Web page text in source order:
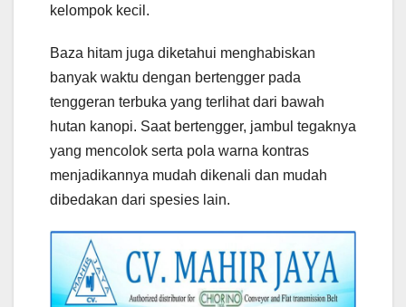
kelompok kecil.
Baza hitam juga diketahui menghabiskan
banyak waktu dengan bertengger pada
tenggeran terbuka yang terlihat dari bawah
hutan kanopi. Saat bertengger, jambul tegaknya
yang mencolok serta pola warna kontras
menjadikannya mudah dikenali dan mudah
dibedakan dari spesies lain.